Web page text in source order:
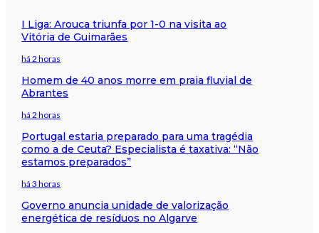
I Liga: Arouca triunfa por 1-0 na visita ao
Vitória de Guimarães
há 2 horas
Homem de 40 anos morre em praia fluvial de
Abrantes
há 2 horas
Portugal estaria preparado para uma tragédia
como a de Ceuta? Especialista é taxativa: “Não
estamos preparados”
há 3 horas
Governo anuncia unidade de valorização
energética de resíduos no Algarve